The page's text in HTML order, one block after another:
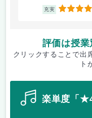
充実 4
評価は授業
クリックすることで出
ト
楽単度「